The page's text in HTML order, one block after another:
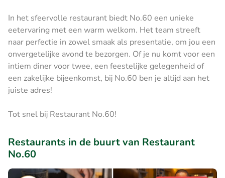
In het sfeervolle restaurant biedt No.60 een unieke
eetervaring met een warm welkom. Het team streeft
naar perfectie in zowel smaak als presentatie, om jou een
onvergetelijke avond te bezorgen. Of je nu komt voor een
intiem diner voor twee, een feestelijke gelegenheid of
een zakelijke bijeenkomst, bij No.60 ben je altijd aan het
juiste adres!
Tot snel bij Restaurant No.60!
Restaurants in de buurt van Restaurant
No.60